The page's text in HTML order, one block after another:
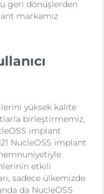
geri dönüşlerden
markamız
yüksek kalite
birleştirmemiz,
implant
NucleOSS implant
etkili
sadece ülkemizde
da NucleOSS